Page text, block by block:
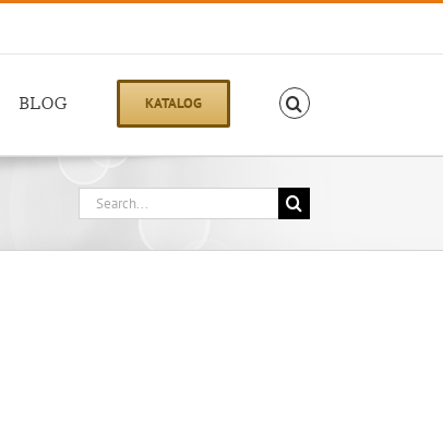
BLOG KATALOG
Search
for: